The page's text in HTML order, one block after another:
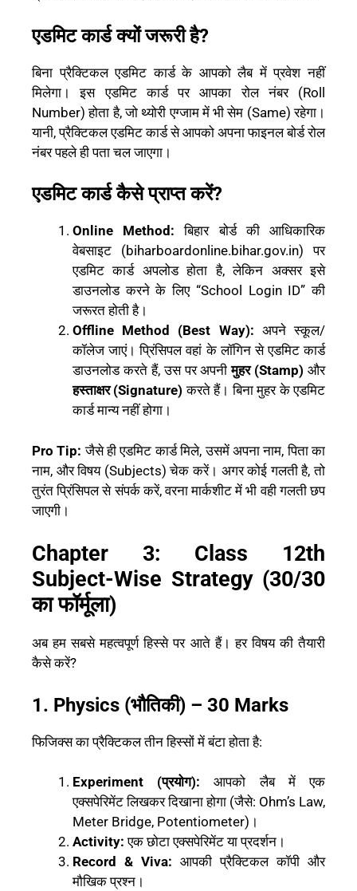
एडमिट कार्ड क्यों जरूरी है?
बिना प्रैक्टिकल एडमिट कार्ड के आपको लैब में प्रवेश नहीं
मिलेगा। इस एडमिट कार्ड पर आपका रोल नंबर (Roll
Number) होता है, जो थ्योरी एग्जाम में भी सेम (Same) रहेगा।
यानी, प्रैक्टिकल एडमिट कार्ड से आपको अपना फाइनल बोर्ड रोल
नंबर पहले ही पता चल जाएगा।
एडमिट कार्ड कैसे प्राप्त करें?
Online Method: बिहार बोर्ड की आधिकारिक
वेबसाइट (biharboardonline.bihar.gov.in) पर
एडमिट कार्ड अपलोड होता है, लेकिन अक्सर इसे
डाउनलोड करने के लिए “School Login ID” की
जरूरत होती है।
Offline Method (Best Way): अपने स्कूल/
कॉलेज जाएं। प्रिंसिपल वहां के लॉगिन से एडमिट कार्ड
डाउनलोड करते हैं, उस पर अपनीमुहर (Stamp) और
हस्ताक्षर (Signature) करते हैं। बिना मुहर के एडमिट
कार्ड मान्य नहीं होगा।
Pro Tip: जैसे ही एडमिट कार्ड मिले, उसमें अपना नाम, पिता का
नाम, और विषय (Subjects) चेक करें। अगर कोई गलती है, तो
तुरंत प्रिंसिपल से संपर्क करें, वरना मार्कशीट में भी वही गलती छप
जाएगी।
Chapter 3: Class 12th
Subject-Wise Strategy (30/30
का फॉर्मूला)
अब हम सबसे महत्वपूर्ण हिस्से पर आते हैं। हर विषय की तैयारी
कैसे करें?
1. Physics (भौतिकी) – 30 Marks
फिजिक्स का प्रैक्टिकल तीन हिस्सों में बंटा होता है:
Experiment (प्रयोग): आपको लैब में एक
एक्सपेरिमेंट लिखकर दिखाना होगा (जैसे: Ohm’s Law,
Meter Bridge, Potentiometer)।
Activity: एक छोटा एक्सपेरिमेंट या प्रदर्शन।
Record & Viva: आपकी प्रैक्टिकल कॉपी और
मौखिक प्रश्न।